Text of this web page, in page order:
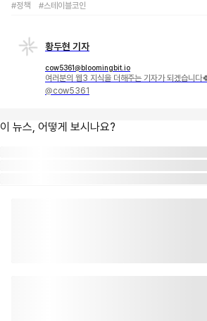
#정책 #스테이블코인
황두현 기자
cow5361@bloomingbit.io
여러분의 웹3 지식을 더해주는 기자가 되겠습니
@cow5361
이 뉴스, 어떻게 보시나요?